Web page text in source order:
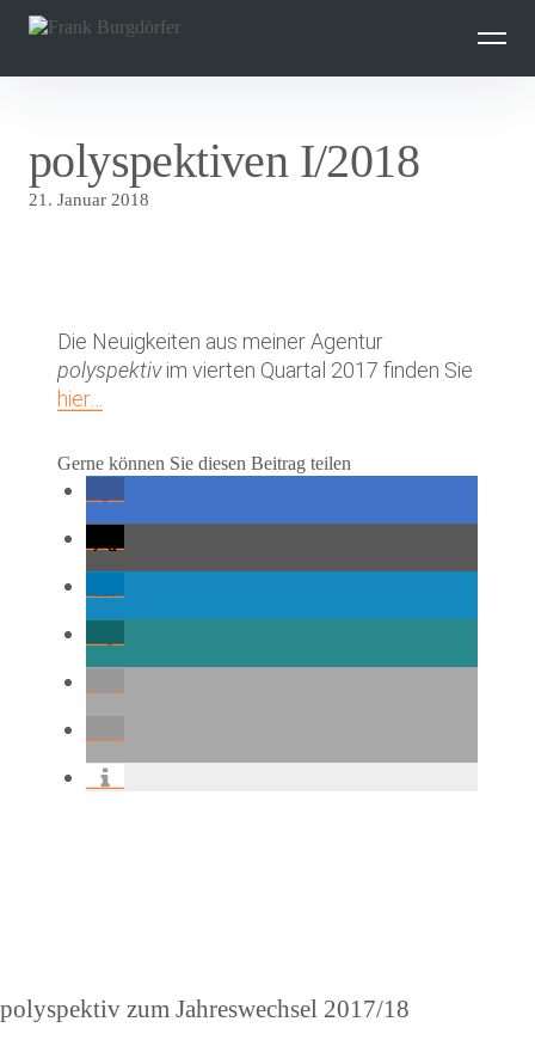
überspringen
polyspektiven I/2018
21. Januar 2018
Die Neuigkeiten aus meiner Agentur
polyspektivim vierten Quartal 2017 finden Sie
hier…
Gerne können Sie diesen Beitrag teilen
Vorheriger
polyspektiv zum Jahreswechsel 2017/18